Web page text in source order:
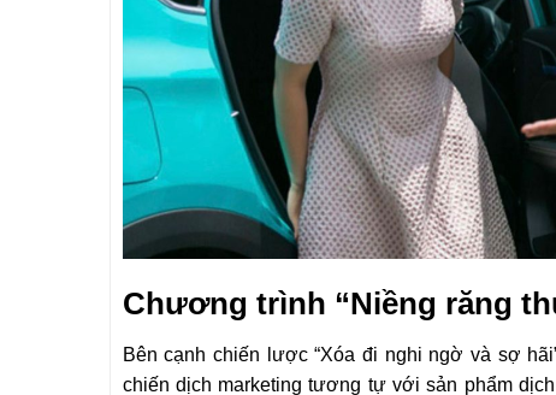
Chương trình “Niềng răng
Bên cạnh chiến lược “Xóa đi nghi ngờ và sợ
chiến dịch marketing tương tự với sản phẩm